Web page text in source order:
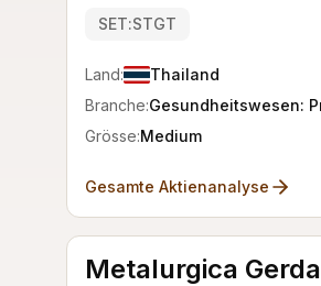
SET:STGT
Land:
Thailand
Branche:Gesundheitswesen:
Grösse:Medium
Gesamte Aktienanalyse
Metalurgica